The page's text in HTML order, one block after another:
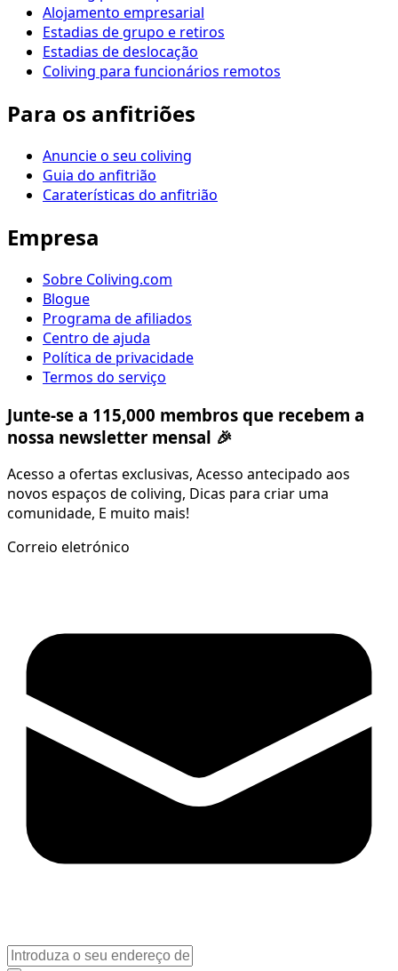
Alojamento empresarial
Estadias de grupo e retiros
Estadias de deslocação
Coliving para funcionários remotos
Para os anfitriões
Anuncie o seu coliving
Guia do anfitrião
Caraterísticas do anfitrião
Empresa
Sobre Coliving.com
Blogue
Programa de afiliados
Centro de ajuda
Política de privacidade
Termos do serviço
Junte-se a 115,000 membros que recebem a
nossa newsletter mensal 🎉
Acesso a ofertas exclusivas, Acesso antecipado aos
novos espaços de coliving, Dicas para criar uma
comunidade, E muito mais!
Correio eletrónico